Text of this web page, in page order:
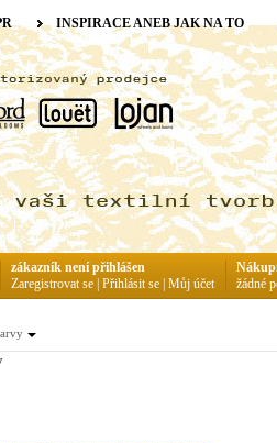
INSPIRACE ANEB JAK NA TO
žádné
zákazník není přihlášen
Zaregistrovat se Přihlásit se Můj účet